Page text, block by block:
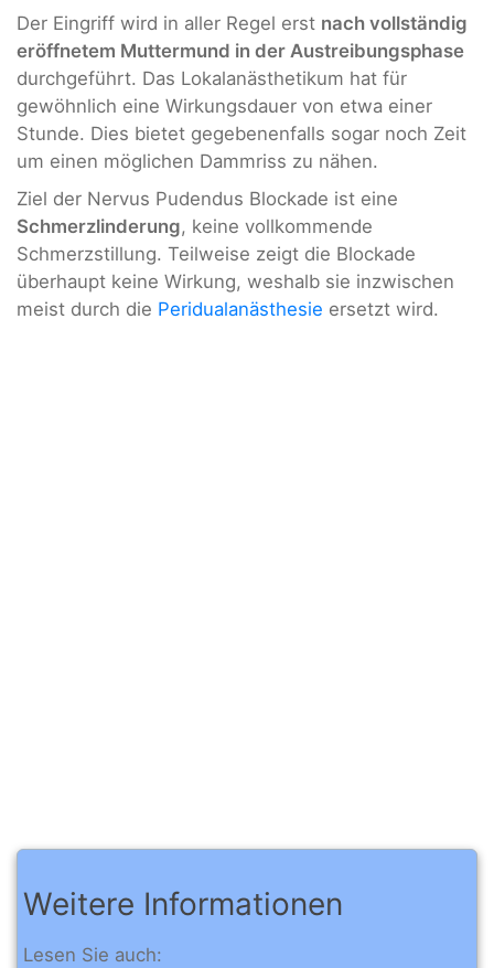
Der Eingriff wird in aller Regel erst nach vollständig
eröffnetem Muttermund in der Austreibungsphase
durchgeführt. Das Lokalanästhetikum hat für
gewöhnlich eine Wirkungsdauer von etwa einer
Stunde. Dies bietet gegebenenfalls sogar noch Zeit
um einen möglichen Dammriss zu nähen.
Ziel der Nervus Pudendus Blockade ist eine
Schmerzlinderung, keine vollkommende
Schmerzstillung. Teilweise zeigt die Blockade
überhaupt keine Wirkung, weshalb sie inzwischen
meist durch die Peridualanästhesie ersetzt wird.
Weitere Informationen
Lesen Sie auch: